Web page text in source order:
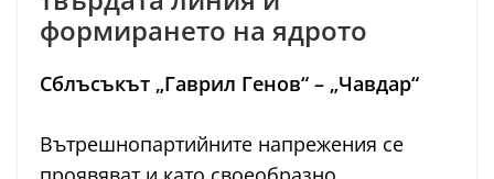
формирането на ядрото
Сблъсъкът „Гаврил Генов“ – „Чавдар“
Вътрешнопартийните напрежения се